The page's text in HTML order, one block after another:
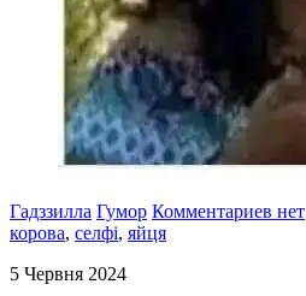
Гадззилла Гумор Комментариев нет
корова, селфі, яйця
5 Червня 2024